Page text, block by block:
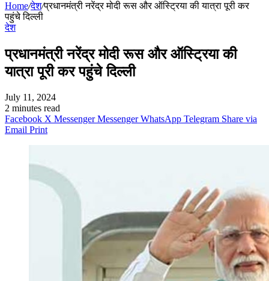
Home/देश/प्रधानमंत्री नरेंद्र मोदी रूस और ऑस्ट्रिया की यात्रा पूरी कर
पहुंचे दिल्ली
देश
प्रधानमंत्री नरेंद्र मोदी रूस और ऑस्ट्रिया की
यात्रा पूरी कर पहुंचे दिल्ली
July 11, 2024
2 minutes read
Facebook X Messenger Messenger WhatsApp Telegram Share via
Email Print